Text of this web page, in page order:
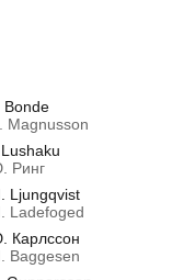
Bonde
Magnusson
Ринг
Ljungqvist
Ladefoged
Карлссон
Baggesen